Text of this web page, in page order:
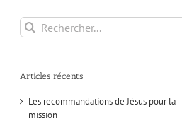
Rechercher:
Articles récents
Les recommandations de Jésus pour la
mission